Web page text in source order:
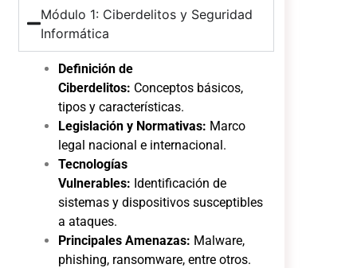
Módulo 1: Ciberdelitos y Seguridad
Informática
Definición de
Ciberdelitos: Conceptos básicos,
tipos y características.
Legislación y Normativas: Marco
legal nacional e internacional.
Tecnologías
Vulnerables: Identificación de
sistemas y dispositivos susceptibles
a ataques.
Principales Amenazas: Malware,
phishing, ransomware, entre otros.